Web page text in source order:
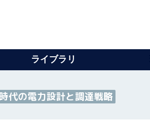
ライブラリ
代の電力設計と調達戦略